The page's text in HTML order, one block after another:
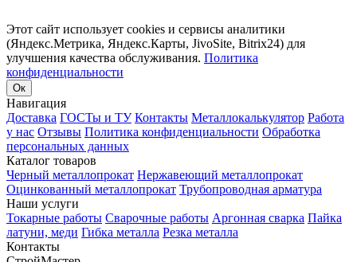
Этот сайт использует cookies и сервисы аналитики
(Яндекс.Метрика, Яндекс.Карты, JivoSite, Bitrix24) для
улучшения качества обслуживания. Политика
конфиденциальности
Ок
Навигация
Доставка ГОСТы и ТУ Контакты Металлокалькулятор Работа
у нас Отзывы Политика конфиденциальности Обработка
персональных данных
Каталог товаров
Черный металлопрокат Нержавеющий металлопрокат
Оцинкованный металлопрокат Трубопроводная арматура
Наши услуги
Токарные работы Сварочные работы Аргонная сварка Пайка
латуни, меди Гибка металла Резка металла
Контакты